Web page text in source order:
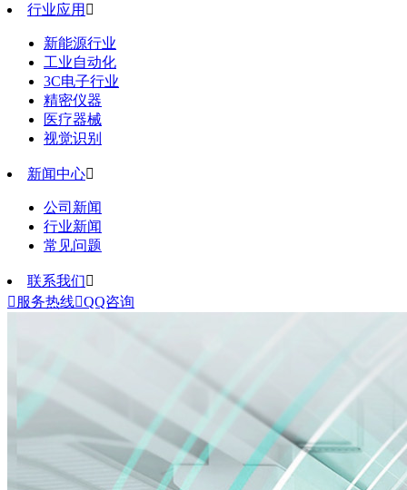
行业应用 
新能源行业
工业自动化
3C电子行业
精密仪器
医疗器械
视觉识别
新闻中心
公司新闻
行业新闻
常见问题
联系我们
 服务热线QQ咨询